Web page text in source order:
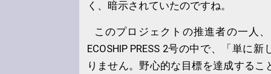
く、暗示されていたのですね。
このプロジェクトの推進者の一人
ECOSHIP PRESS 2号の中で、「単に
りません。野心的な目標を達成するこ